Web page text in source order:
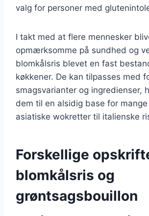
valg for personer med
I takt med at flere mennesker
opmærksomme på sundhed og
blomkålsris blevet en fast
køkkener. De kan tilpasses med
smagsvarianter og ingredienser,
dem til en alsidig base for
asiatiske wokretter til italienske
Forskellige
blomkålsris og
grøntsagsbouillon